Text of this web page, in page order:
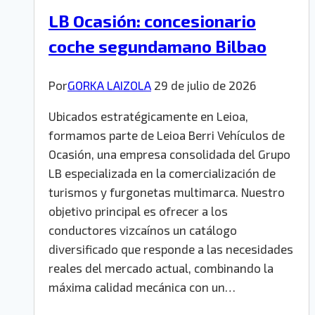
LB Ocasión: concesionario
coche segundamano Bilbao
PorGORKA LAIZOLA 29 de julio de 2026
Ubicados estratégicamente en Leioa,
formamos parte de Leioa Berri Vehículos de
Ocasión, una empresa consolidada del Grupo
LB especializada en la comercialización de
turismos y furgonetas multimarca. Nuestro
objetivo principal es ofrecer a los
conductores vizcaínos un catálogo
diversificado que responde a las necesidades
reales del mercado actual, combinando la
máxima calidad mecánica con un…